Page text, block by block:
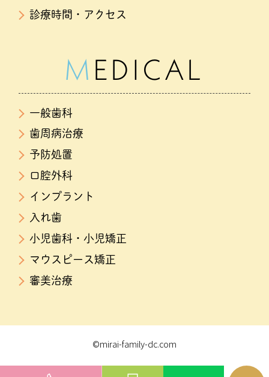
診療時間・アクセス
MEDICAL
一般歯科
歯周病治療
予防処置
口腔外科
インプラント
入れ歯
小児歯科・小児矯正
マウスピース矯正
審美治療
©mirai-family-dc.com